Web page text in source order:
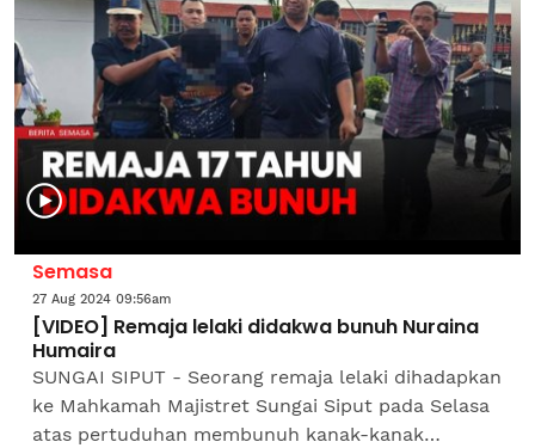
Semasa
27 Aug 2024 09:56am
[VIDEO] Remaja lelaki didakwa bunuh Nuraina
Humaira
SUNGAI SIPUT - Seorang remaja lelaki dihadapkan
ke Mahkamah Majistret Sungai Siput pada Selasa
atas pertuduhan membunuh kanak-kanak